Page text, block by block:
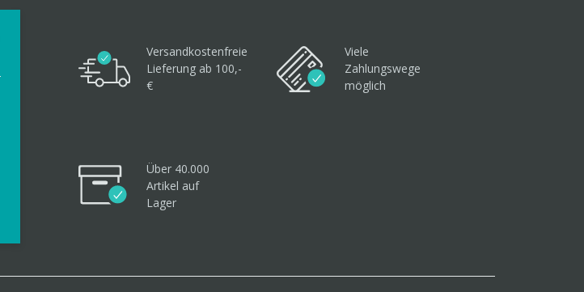
Versandkostenfreie
Lieferung ab 100,-
€
Viele
Zahlungswege
möglich
Über 40.000
Artikel auf
Lager